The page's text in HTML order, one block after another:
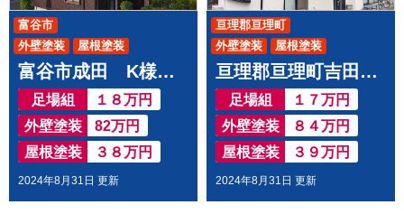
富谷市成田 K様邸で屋根外壁塗装工事させて頂きました
足場組
１８万円
外壁塗装
82万円
屋根塗装
３８万円
2024年8月31日 更新
外壁塗装 屋根塗装
富谷市
亘理郡亘理町吉田 F様邸屋根外壁塗装工事させて頂きました
足場組
１７万円
外壁塗装
８４万円
屋根塗装
３９万円
2024年8月31日 更新
外壁塗装 屋根塗装
亘理郡亘理町